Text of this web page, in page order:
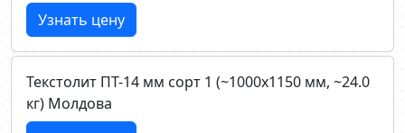
Узнать цену
Текстолит ПТ-14 мм сорт 1 (~1000х1150 мм, ~24.0
кг) Молдова